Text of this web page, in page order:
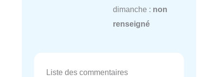
dimanche : non
renseigné
Liste des commentaires